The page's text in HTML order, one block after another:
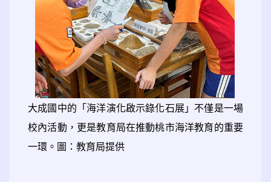
大成國中的「海洋演化啟示錄化石展」不僅是一場
校內活動，更是教育局在推動桃市海洋教育的重要
一環。圖：教育局提供